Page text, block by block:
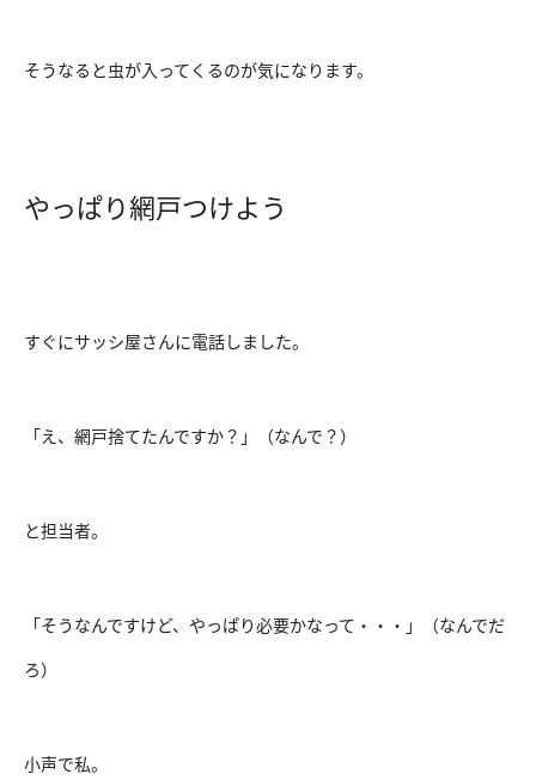
そうなると虫が入ってくるのが気になります。
やっぱり網戸つけよう
すぐにサッシ屋さんに電話しました。
「え、網戸捨てたんですか？」（なんで？）
と担当者。
「そうなんですけど、やっぱり必要かなって・・・」（なんでだ
ろ）
小声で私。